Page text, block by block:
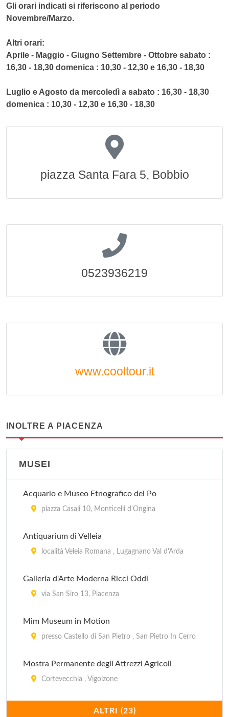
Gli orari indicati si riferiscono al periodo
Novembre/Marzo.
Altri orari:
Aprile - Maggio - Giugno Settembre - Ottobre sabato :
16,30 - 18,30 domenica : 10,30 - 12,30 e 16,30 - 18,30
Luglio e Agosto da mercoledì a sabato : 16,30 - 18,30
domenica : 10,30 - 12,30 e 16,30 - 18,30
piazza Santa Fara 5, Bobbio
0523936219
www.cooltour.it
INOLTRE A PIACENZA
MUSEI
Acquario e Museo Etnografico del Po
piazza Casali 10, Monticelli d'Ongina
Antiquarium di Velleia
località Veleia Romana , Lugagnano Val d'Arda
Galleria d'Arte Moderna Ricci Oddi
via San Siro 13, Piacenza
Mim Museum in Motion
presso Castello di San Pietro , San Pietro In Cerro
Mostra Permanente degli Attrezzi Agricoli
Cortevecchia , Vigolzone
Mostra Permanente del Costume Militare
ALTRI (23)